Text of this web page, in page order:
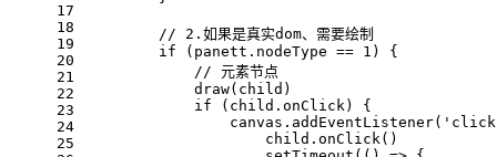
17
18
19
20
21
22
23
24
25
// 2.如果是真实dom、需要绘制
if (panett. nodeType == 1 ) {
// 元素节点
draw(child)
if (child. onClick) {
                canvas.
addEventListener(
                    child.
onClick()